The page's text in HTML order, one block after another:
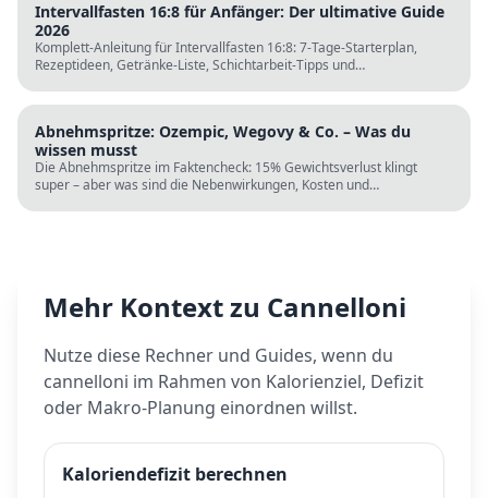
Intervallfasten 16:8 für Anfänger: Der ultimative Guide
2026
Komplett-Anleitung für Intervallfasten 16:8: 7-Tage-Starterplan,
Rezeptideen, Getränke-Liste, Schichtarbeit-Tipps und
Abnehmspritze: Ozempic, Wegovy & Co. – Was du
wissen musst
Die Abnehmspritze im Faktencheck: 15% Gewichtsverlust klingt
super – aber was sind die Nebenwirkungen, Kosten und
Mehr Kontext zu Cannelloni
Nutze diese Rechner und Guides, wenn du
cannelloni im Rahmen von Kalorienziel, Defizit
oder Makro-Planung einordnen willst.
Kaloriendefizit berechnen